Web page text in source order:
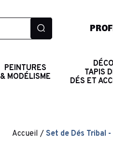
PEINTURES
& MODÉLISME
TAPIS
DÉS ET
Accueil Set de Dés Tribal